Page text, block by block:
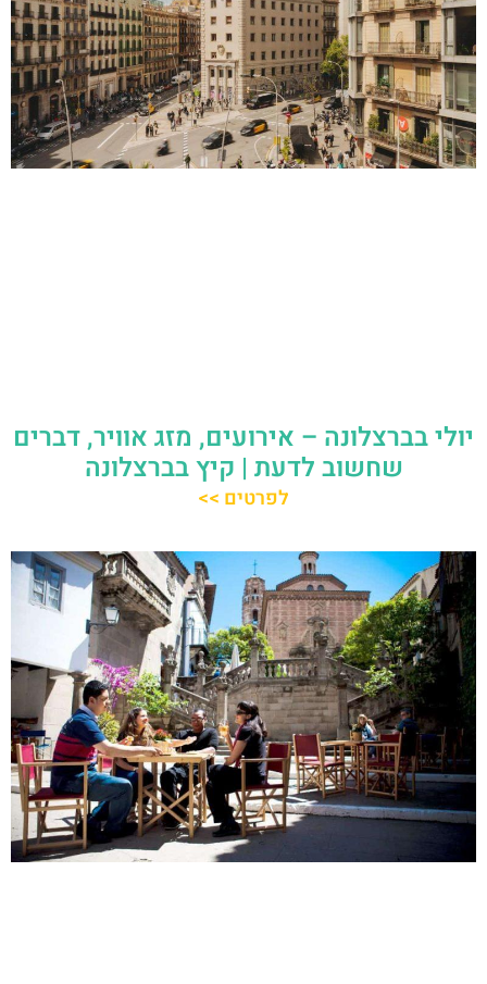
יולי בברצלונה – אירועים, מזג אוויר, דברים
שחשוב לדעת | קיץ בברצלונה
לפרטים >>